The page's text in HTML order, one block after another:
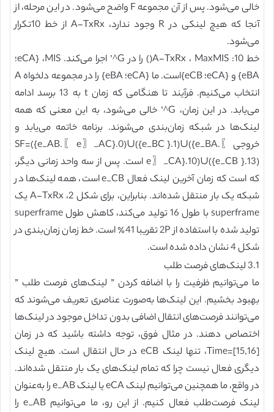
خالی می‌شود. پس از آن مجموعه F واضح می‌شود. در این مرحله، از
آنجا که هیچ لینکی در R وجود ندارد، A-TxRx از خط 10تکرار
می‌شود.
خط 10: A-TxRx ، MaxMIS() را در G^’ اجرا می‌کند. MIS، {eCA؛
eBA} و {eCA؛ eCB}است. ما {eCA؛ eBA} را در مجموعه دلخواه A
انتخاب می‌کنیم. فرآیند تا هنگامی که زمان t به 13 برسد ادامه
می‌یابد. در این زمان، G^’ خالی می‌شود، به این معنی که همه
لینک‌ها در شبکه زمان‌بندی می‌شوند. برنامه خاتمه می‌یابد و
خروجی SF=({e_AB.〖 e〗_AC}.0)∪({e_BC }.1)∪({e_BA.〖
e〗_CA}.10)∪({e_CB }.13) است. پس از سه واحد زمانی دیگر،
که است که زمان آخرین لینک فعال e_CB است، همه لینک‌ها در
شبکه یک بار منتقل شده‌اند. بنابراین، برای شکل 2، A-TxRx یک
superframe با طول 16 تولید می‌کند، کاهش طول superframe
تولید شده با استفاده از 2P تقریبا 41٪ است. خط زمان زمان‌بندی در
شکل 4 نشان داده شده است.
3.1 لینک‌های فرصت طلب
ما می‌توانیم ظرفیت را با اضافه کردن ” لینک‌های فرصت طلب ”
بهبود بخشیم. این لینک‌ها به‌صورت عناصری تعریف می‌شوند که
می‌توانند فرصت‌های انتقال اضافی بدون تداخل موجود در لینک‌ها
اختصاص دهند. در مثال فوق، توجه داشته باشید که در زمان
Time=[15,16]، تنها لینک eCB در حال انتقال است. هیچ لینک
دیگری فعال نیست چرا که تمام لینک‌های یک بار منتقل شده‌اند.
در واقع، ما همچنین می‌توانیم لینک eCA یا لینک e_AB را به‌عنوان
لینک فرصت‌طلب فعال کنیم. از این رو، ما می‌توانیم e_AB را